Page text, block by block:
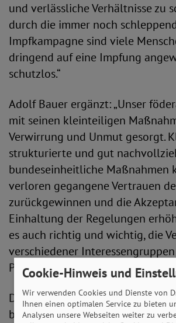
und verlässliche Verhältnisse zu
durch die immer noch
Impfkampagne sind viele
dringend auf eine Impfung
schutzlos.“
Adolf Bauer ergänzt: „Unser
mit seinen kleinteiligen
Verwirrung und Unmut gesorgt.
strukturierte und gut
bundeseinheitliche Maßnahmen
verloren gegangene Vertrauen
zurückgewinnen und die
Einhaltung der Regelungen
es auch richtig und wichtig, die
verschiedener
Pandemiebekämpfung
Dem SoVD-Präsidenten ist
besonders wichtig:
Cookie-Hinweis und
Wir verwenden Cookies und Dienste von
Ihnen einen optimalen Service zu bieten
Analysen unsere Webseiten weiter zu